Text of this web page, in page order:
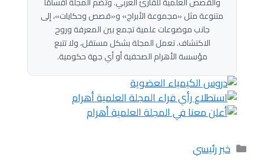
متنوعة مثل «مجموعة الأبراج» و«قصص وحكايات»، إلى
جانب موضوعات علمية تجمع بين المعرفة وروح
الاكتشاف. تعمل المجلة بشكل مستقل، ولا تتبع
مؤسسة الأهرام الصحفية أو أي جهة حكومية.
التصنيفات
خبر رئيسي